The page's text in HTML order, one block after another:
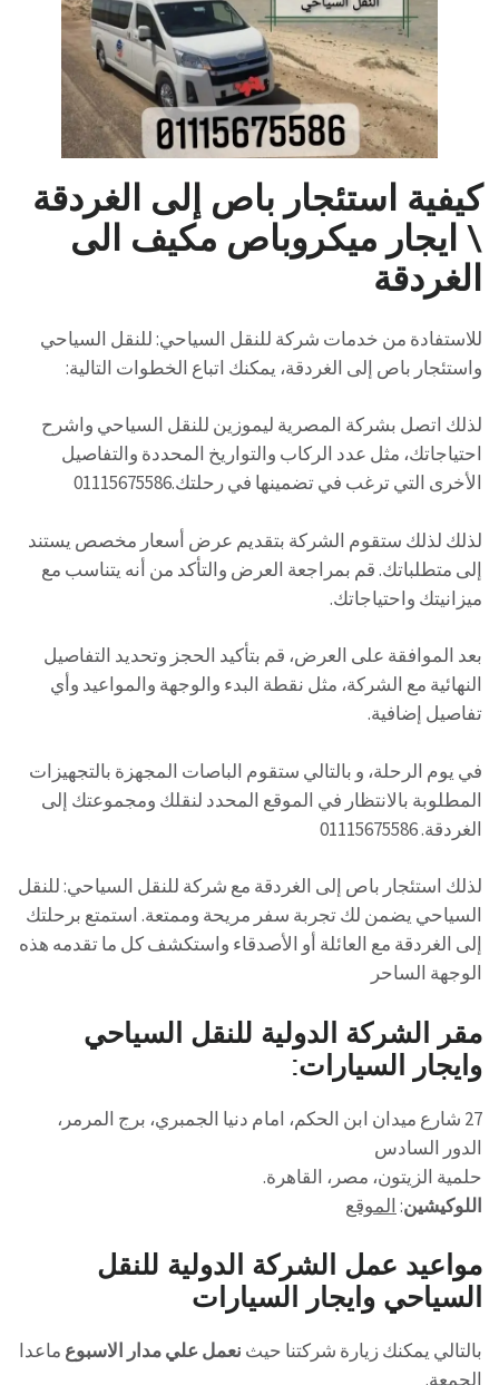
كيفية استئجار باص إلى الغردقة
\ ايجار ميكروباص مكيف الى
الغردقة
للاستفادة من خدمات شركة للنقل السياحي: للنقل السياحي
واستئجار باص إلى الغردقة، يمكنك اتباع الخطوات التالية:
لذلك اتصل بشركة المصرية ليموزين للنقل السياحي واشرح
احتياجاتك، مثل عدد الركاب والتواريخ المحددة والتفاصيل
الأخرى التي ترغب في تضمينها في رحلتك.01115675586
لذلك لذلك ستقوم الشركة بتقديم عرض أسعار مخصص يستند
إلى متطلباتك. قم بمراجعة العرض والتأكد من أنه يتناسب مع
ميزانيتك واحتياجاتك.
بعد الموافقة على العرض، قم بتأكيد الحجز وتحديد التفاصيل
النهائية مع الشركة، مثل نقطة البدء والوجهة والمواعيد وأي
تفاصيل إضافية.
في يوم الرحلة، و بالتالي ستقوم الباصات المجهزة بالتجهيزات
المطلوبة بالانتظار في الموقع المحدد لنقلك ومجموعتك إلى
الغردقة. 01115675586
لذلك استئجار باص إلى الغردقة مع شركة للنقل السياحي: للنقل
السياحي يضمن لك تجربة سفر مريحة وممتعة. استمتع برحلتك
إلى الغردقة مع العائلة أو الأصدقاء واستكشف كل ما تقدمه هذه
الوجهة الساحر
مقر الشركة الدولية للنقل السياحي
وايجار السيارات:
27 شارع ميدان ابن الحكم، امام دنيا الجمبري، برج المرمر،
الدور السادس
حلمية الزيتون، مصر، القاهرة.
اللوكيشين: الموقع
مواعيد عمل الشركة الدولية للنقل
السياحي وايجار السيارات
بالتالي يمكنك زيارة شركتنا حيث نعمل علي مدار الاسبوع ماعدا
الجمعة.